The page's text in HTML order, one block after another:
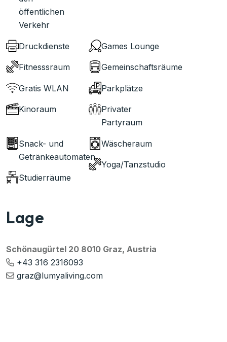
öffentlichen
Verkehr
Druckdienste
Fitnesssraum
Games Lounge
Gemeinschaftsräume
Gratis WLAN
Kinoraum
Parkplätze
Privater
Partyraum
Snack- und
Getränkeautomaten
Studierräume
Wäscheraum
Yoga/Tanzstudio
Lage
Schönaugürtel 20 8010 Graz, Austria
+43 316 2316093
graz@lumyaliving.com